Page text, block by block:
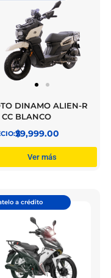
DINAMO ALIEN-R
CC BLANCO
$
29,999.00
Ver más
a crédito